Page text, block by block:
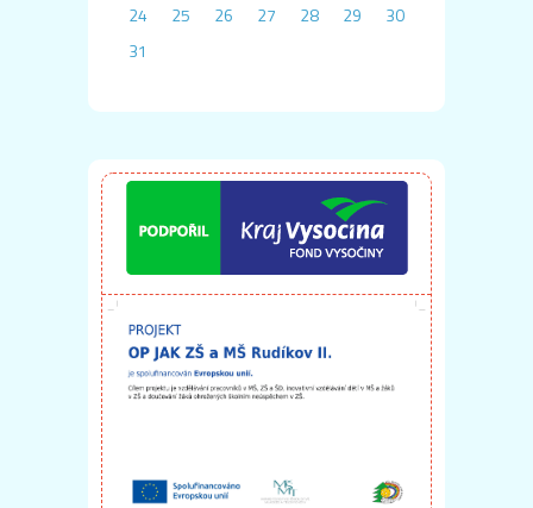
24
25 26 27 28 29
30
31